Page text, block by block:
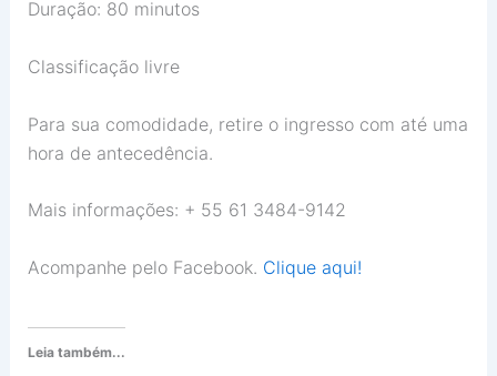
Duração: 80 minutos
Classificação livre
Para sua comodidade, retire o ingresso com até uma
hora de antecedência.
Mais informações: + 55 61 3484-9142
Acompanhe pelo Facebook. Clique aqui!
Leia também...